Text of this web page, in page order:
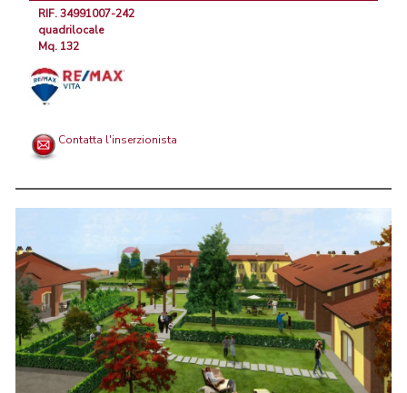
RIF. 34991007-242
quadrilocale
Mq. 132
Contatta l'inserzionista